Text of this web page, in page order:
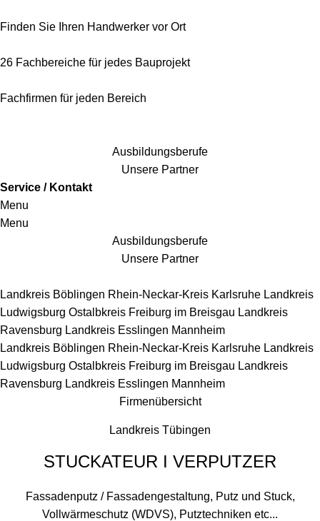
Finden Sie Ihren Handwerker vor Ort
26 Fachbereiche für jedes Bauprojekt
Fachfirmen für jeden Bereich
Ausbildungsberufe
Unsere Partner
Service / Kontakt
Menu
Menu
Ausbildungsberufe
Unsere Partner
Landkreis Böblingen Rhein-Neckar-Kreis Karlsruhe Landkreis
Ludwigsburg Ostalbkreis Freiburg im Breisgau Landkreis
Ravensburg Landkreis Esslingen Mannheim
Landkreis Böblingen Rhein-Neckar-Kreis Karlsruhe Landkreis
Ludwigsburg Ostalbkreis Freiburg im Breisgau Landkreis
Ravensburg Landkreis Esslingen Mannheim
Firmenübersicht
Landkreis Tübingen
STUCKATEUR I VERPUTZER
Fassadenputz / Fassadengestaltung, Putz und Stuck,
Vollwärmeschutz (WDVS), Putztechniken etc...